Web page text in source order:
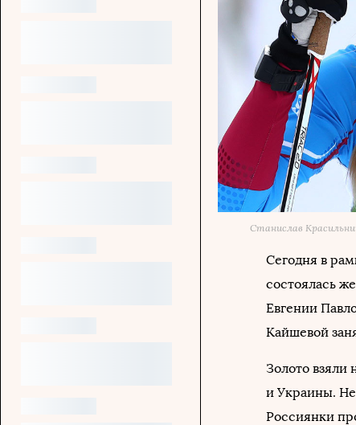
Станислав
Сегодня в
состоялась
Евгении
Кайшевой
Золото взяли
и Украины.
Россиянки